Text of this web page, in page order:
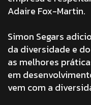
Adaire Fox-Martin.
Simon Segars
da diversidade e
as melhores
em
vem com a